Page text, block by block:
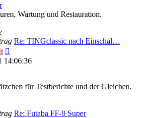
Wartung und Restauration.
Re: TINGclassic nach Einschal…
Beitrag
14:06:36
für Testberichte und der Gleichen.
Re: Futaba FF-9 Super